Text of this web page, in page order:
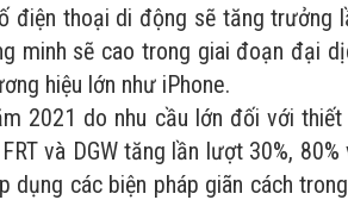
điện thoại di động sẽ tăng trưởng
minh sẽ cao trong giai đoạn đại
hiệu lớn như iPhone.
2021 do nhu cầu lớn đối với
và DGW tăng lần lượt 30%, 80%
dụng các biện pháp giãn cách